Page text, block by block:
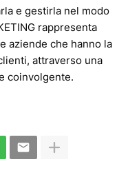
e gestirla nel modo
rappresenta
aziende che hanno la
attraverso una
coinvolgente.